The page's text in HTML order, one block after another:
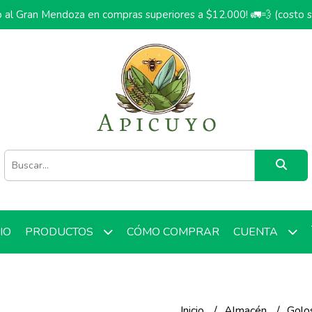
al Gran Mendoza en compras superiores a $12.000! 🚛💨 (costo
PRODUCTOS CÓMO COMPRAR CUENTA